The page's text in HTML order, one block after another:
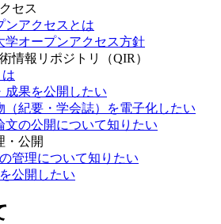
セス
ンアクセスとは
学オープンアクセス方針
情報リポジトリ（QIR）
成果を公開したい
（紀要・学会誌）を電子化したい
文の公開について知りたい
・公開
管理について知りたい
公開したい